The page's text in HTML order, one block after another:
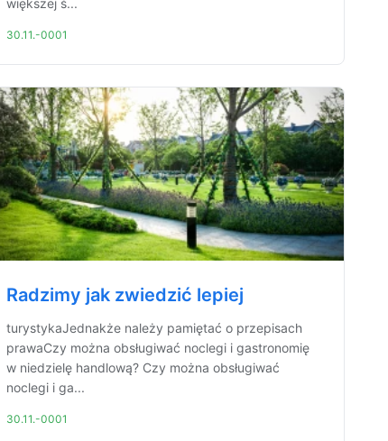
większej ś...
30.11.-0001
Radzimy jak zwiedzić lepiej
turystykaJednakże należy pamiętać o przepisach
prawaCzy można obsługiwać noclegi i gastronomię
w niedzielę handlową? Czy można obsługiwać
noclegi i ga...
30.11.-0001